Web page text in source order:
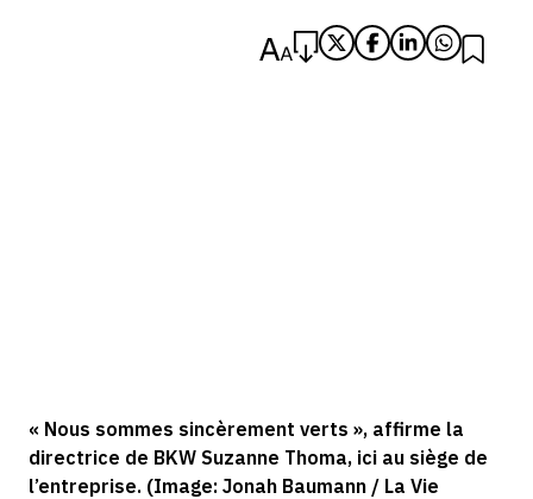
« Nous sommes sincèrement verts », affirme la
directrice de BKW Suzanne Thoma, ici au siège de
l’entreprise. (Image: Jonah Baumann / La Vie